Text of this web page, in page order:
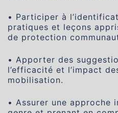
• Participer à
pratiques et leçons
de protection
• Apporter des
l’efficacité et l’impact
mobilisation.
• Assurer une approche